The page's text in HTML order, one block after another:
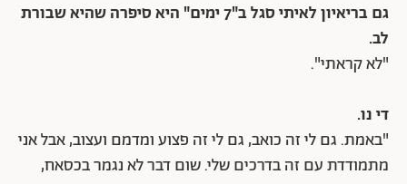
גם בריאיון לאיתי סגל ב"7 ימים" היא סיפרה שהיא שבורת
לב.
"לא קראתי".
די נו.
"באמת. גם לי זה כואב, גם לי זה פצוע ומדמם ועצוב, אבל אני
מתמודדת עם זה בדרכים שלי. שום דבר לא נגמר בכסאח,